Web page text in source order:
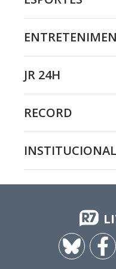
JR 24H
RECORD
INSTITUCIONAL